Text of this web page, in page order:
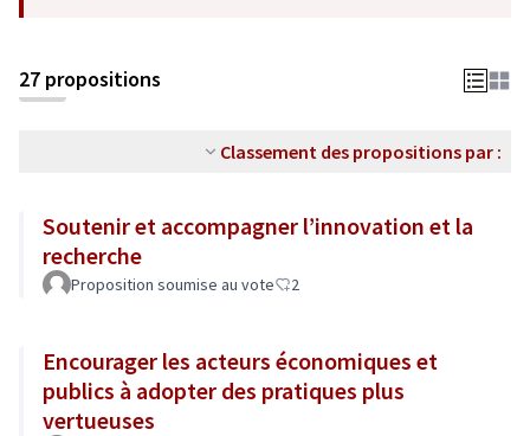
27 propositions
Classement des propositions par :
Soutenir et accompagner l’innovation et la
recherche
Proposition soumise au vote 2
Encourager les acteurs économiques et
publics à adopter des pratiques plus
vertueuses